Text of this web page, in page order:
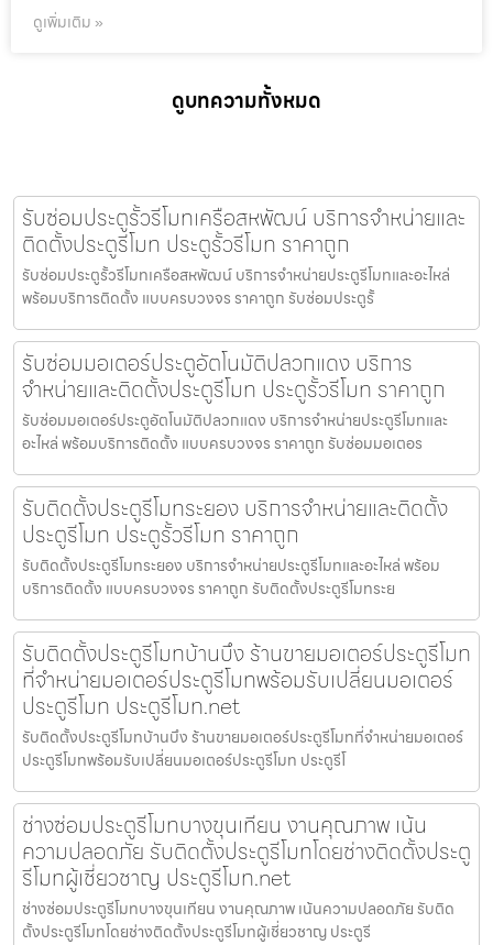
ดูเพิ่มเติม »
ดูบทความทั้งหมด
รับซ่อมประตูรั้วรีโมทเครือสหพัฒน์ บริการจำหน่ายและ
ติดตั้งประตูรีโมท ประตูรั้วรีโมท ราคาถูก
รับซ่อมประตูรั้วรีโมทเครือสหพัฒน์ บริการจำหน่ายประตูรีโมทและอะไหล่
พร้อมบริการติดตั้ง แบบครบวงจร ราคาถูก รับซ่อมประตูรั้
รับซ่อมมอเตอร์ประตูอัตโนมัติปลวกแดง บริการ
จำหน่ายและติดตั้งประตูรีโมท ประตูรั้วรีโมท ราคาถูก
รับซ่อมมอเตอร์ประตูอัตโนมัติปลวกแดง บริการจำหน่ายประตูรีโมทและ
อะไหล่ พร้อมบริการติดตั้ง แบบครบวงจร ราคาถูก รับซ่อมมอเตอร
รับติดตั้งประตูรีโมทระยอง บริการจำหน่ายและติดตั้ง
ประตูรีโมท ประตูรั้วรีโมท ราคาถูก
รับติดตั้งประตูรีโมทระยอง บริการจำหน่ายประตูรีโมทและอะไหล่ พร้อม
บริการติดตั้ง แบบครบวงจร ราคาถูก รับติดตั้งประตูรีโมทระย
รับติดตั้งประตูรีโมทบ้านบึง ร้านขายมอเตอร์ประตูรีโมท
ที่จำหน่ายมอเตอร์ประตูรีโมทพร้อมรับเปลี่ยนมอเตอร์
ประตูรีโมท ประตูรีโมท.net
รับติดตั้งประตูรีโมทบ้านบึง ร้านขายมอเตอร์ประตูรีโมทที่จำหน่ายมอเตอร์
ประตูรีโมทพร้อมรับเปลี่ยนมอเตอร์ประตูรีโมท ประตูรีโ
ช่างซ่อมประตูรีโมทบางขุนเทียน งานคุณภาพ เน้น
ความปลอดภัย รับติดตั้งประตูรีโมทโดยช่างติดตั้งประตู
รีโมทผู้เชี่ยวชาญ ประตูรีโมท.net
ช่างซ่อมประตูรีโมทบางขุนเทียน งานคุณภาพ เน้นความปลอดภัย รับติด
ตั้งประตูรีโมทโดยช่างติดตั้งประตูรีโมทผู้เชี่ยวชาญ ประตูรี